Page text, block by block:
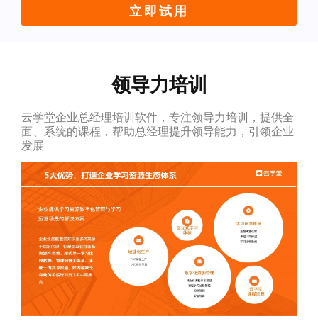
立即试用
领导力培训
云学堂企业总经理培训软件，专注领导力培训，提供全
面、系统的课程，帮助总经理提升领导能力，引领企业
发展